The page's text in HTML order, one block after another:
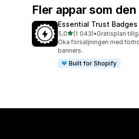
Fler appar som
Essential Trust Badges
5,0av 5 stjärnor
(1 043)
1043 recensioner totalt
•Gratisplan
Öka försäljningen med
banners.
Built for Shopify